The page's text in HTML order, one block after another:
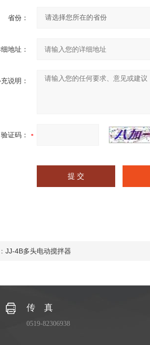
省份：
地址：
说明：
验证码：
JJ-4B多头电动搅拌器
传 真
0519-82306938